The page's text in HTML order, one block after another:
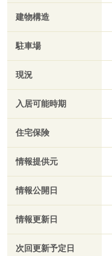
建物構造
駐車場
現況
入居可能時期
住宅保険
情報提供元
情報公開日
情報更新日
次回更新予定日